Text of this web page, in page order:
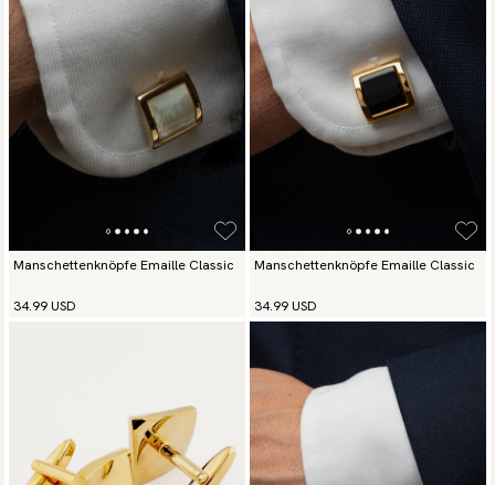
Manschettenknöpfe Emaille Classic
34.99 USD
Manschettenknöpfe Emaille Classic
34.99 USD